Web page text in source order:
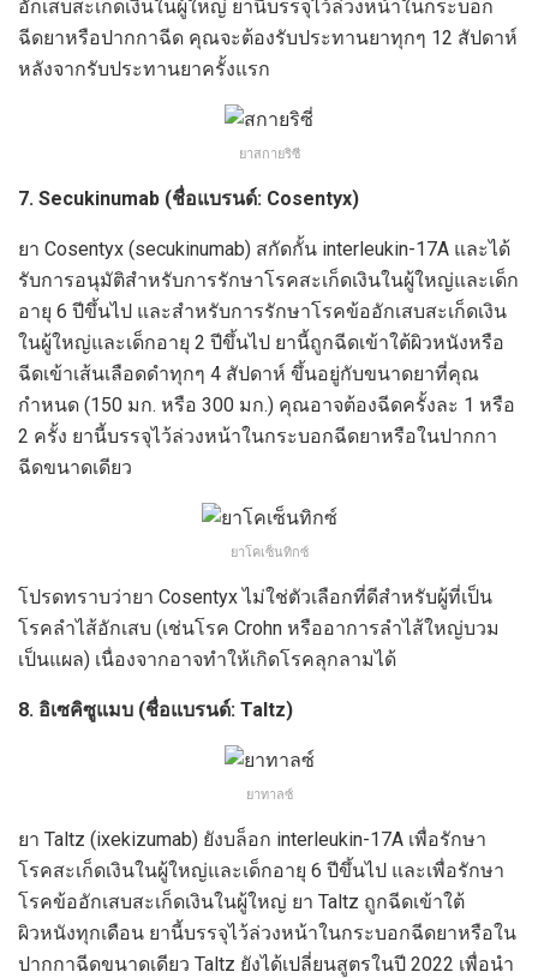
อักเสบสะเก็ดเงินในผู้ใหญ่ ยานี้บรรจุไว้ล่วงหน้าในกระบอก
ฉีดยาหรือปากกาฉีด คุณจะต้องรับประทานยาทุกๆ 12 สัปดาห์
หลังจากรับประทานยาครั้งแรก
ยาสกายริซี
7. Secukinumab (ชื่อแบรนด์: Cosentyx)
ยา Cosentyx (secukinumab) สกัดกั้น interleukin-17A และได้
รับการอนุมัติสำหรับการรักษาโรคสะเก็ดเงินในผู้ใหญ่และเด็ก
อายุ 6 ปีขึ้นไป และสำหรับการรักษาโรคข้ออักเสบสะเก็ดเงิน
ในผู้ใหญ่และเด็กอายุ 2 ปีขึ้นไป ยานี้ถูกฉีดเข้าใต้ผิวหนังหรือ
ฉีดเข้าเส้นเลือดดำทุกๆ 4 สัปดาห์ ขึ้นอยู่กับขนาดยาที่คุณ
กำหนด (150 มก. หรือ 300 มก.) คุณอาจต้องฉีดครั้งละ 1 หรือ
2 ครั้ง ยานี้บรรจุไว้ล่วงหน้าในกระบอกฉีดยาหรือในปากกา
ฉีดขนาดเดียว
ยาโคเซ็นทิกซ์
โปรดทราบว่ายา Cosentyx ไม่ใช่ตัวเลือกที่ดีสำหรับผู้ที่เป็น
โรคลำไส้อักเสบ (เช่นโรค Crohn หรืออาการลำไส้ใหญ่บวม
เป็นแผล) เนื่องจากอาจทำให้เกิดโรคลุกลามได้
8. อิเซคิซูแมบ (ชื่อแบรนด์: Taltz)
ยาทาลซ์
ยา Taltz (ixekizumab) ยังบล็อก interleukin-17A เพื่อรักษา
โรคสะเก็ดเงินในผู้ใหญ่และเด็กอายุ 6 ปีขึ้นไป และเพื่อรักษา
โรคข้ออักเสบสะเก็ดเงินในผู้ใหญ่ ยา Taltz ถูกฉีดเข้าใต้
ผิวหนังทุกเดือน ยานี้บรรจุไว้ล่วงหน้าในกระบอกฉีดยาหรือใน
ปากกาฉีดขนาดเดียว Taltz ยังได้เปลี่ยนสูตรในปี 2022 เพื่อนำ